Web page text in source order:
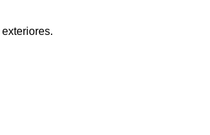
exteriores.